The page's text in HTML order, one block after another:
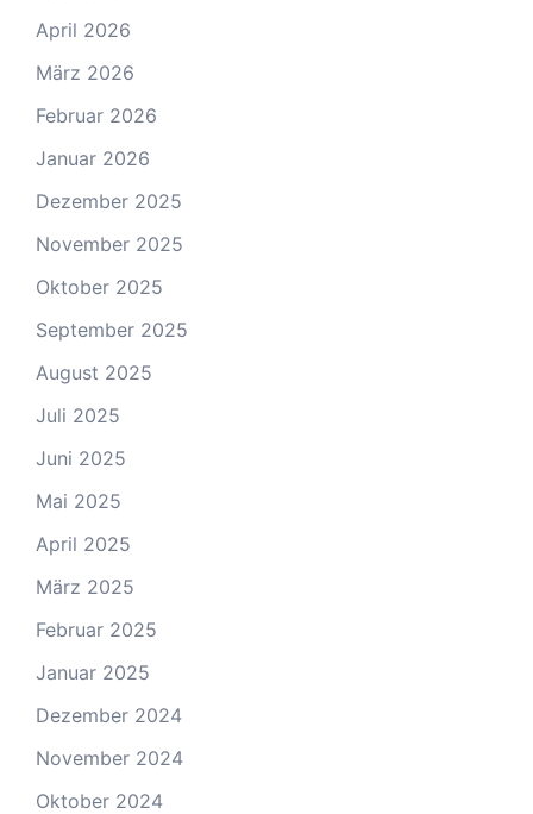
April 2026
März 2026
Februar 2026
Januar 2026
Dezember 2025
November 2025
Oktober 2025
September 2025
August 2025
Juli 2025
Juni 2025
Mai 2025
April 2025
März 2025
Februar 2025
Januar 2025
Dezember 2024
November 2024
Oktober 2024